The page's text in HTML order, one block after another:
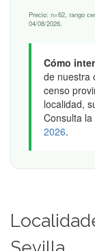
Precio: n=62, rango
04/08/2026.
Cómo
de nuestra
censo
localidad,
Consulta la
2026.